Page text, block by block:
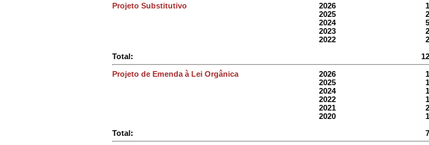
Projeto Substitutivo 2026
1
2025
2
2024
5
2023
2
2022
2
Total:
12
Projeto de Emenda à Lei Orgânica 2026
1
2025
1
2024
1
2022
1
2021
2
2020
1
Total:
7